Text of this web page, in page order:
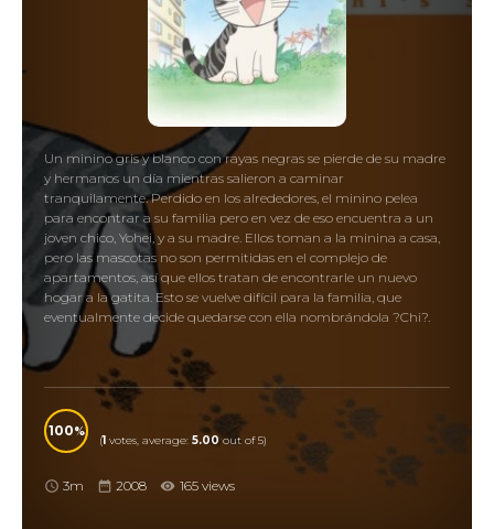
Un minino gris y blanco con rayas negras se pierde de su madre
y hermanos un día mientras salieron a caminar
tranquilamente. Perdido en los alrededores, el minino pelea
para encontrar a su familia pero en vez de eso encuentra a un
joven chico, Yohei, y a su madre. Ellos toman a la minina a casa,
pero las mascotas no son permitidas en el complejo de
apartamentos, así que ellos tratan de encontrarle un nuevo
hogar a la gatita. Esto se vuelve difícil para la familia, que
eventualmente decide quedarse con ella nombrándola ?Chi?.
100
(1 votes, average: 5.00 out of 5)
3m 2008 165 views